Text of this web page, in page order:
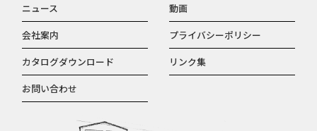
ニュース
動画
会社案内
プライバシーポリシー
カタログダウンロード
リンク集
お問い合わせ